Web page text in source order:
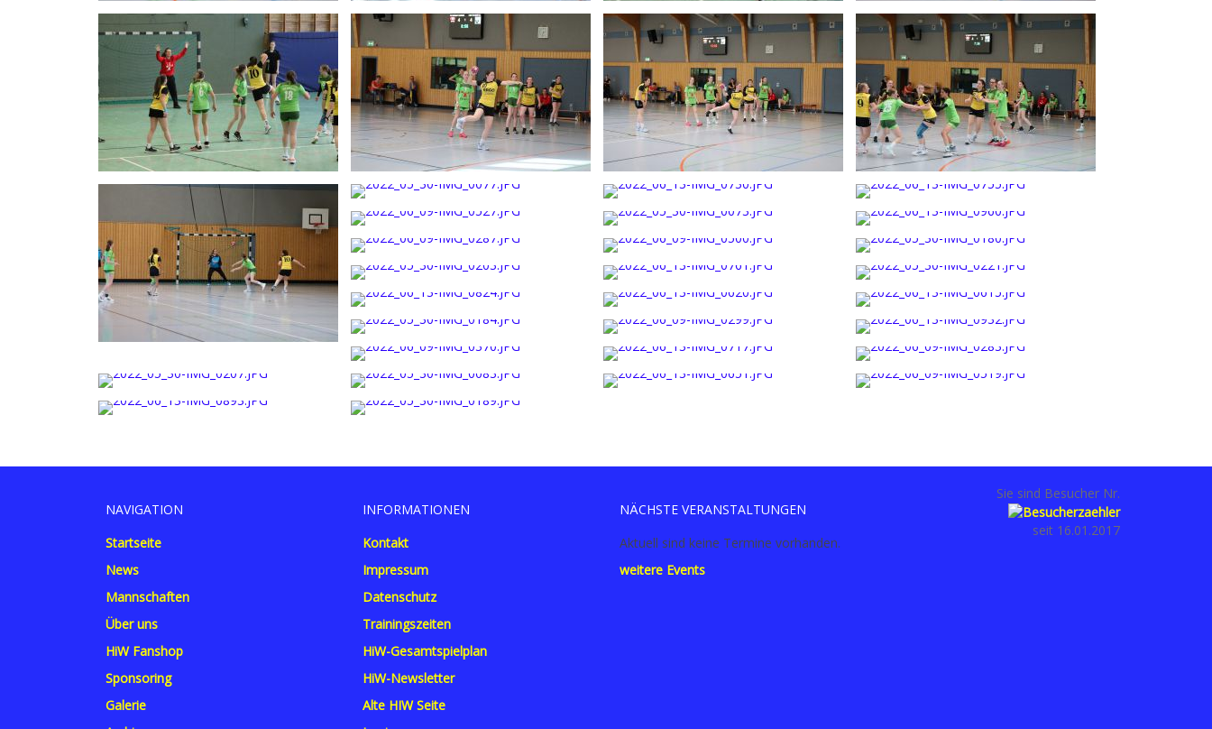
NAVIGATION
Startseite
News
Mannschaften
Über uns
HiW Fanshop
Sponsoring
Galerie
INFORMATIONEN
Kontakt
Impressum
Datenschutz
Trainingszeiten
HiW-Gesamtspielplan
HiW-Newsletter
Alte HIW Seite
NÄCHSTE VERANSTALTUNGEN
Aktuell sind keine Termine vorhanden.
weitere Events
Sie sind Besucher Nr.
seit 16.01.2017